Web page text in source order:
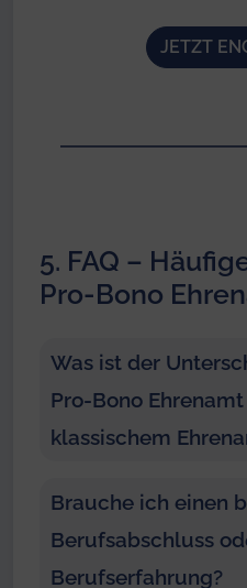
JETZT
5. FAQ –
Pro-Bono
Was ist der
Pro-Bono
klassischem
Brauche ich einen
Berufsabschluss
Berufserfahrung?